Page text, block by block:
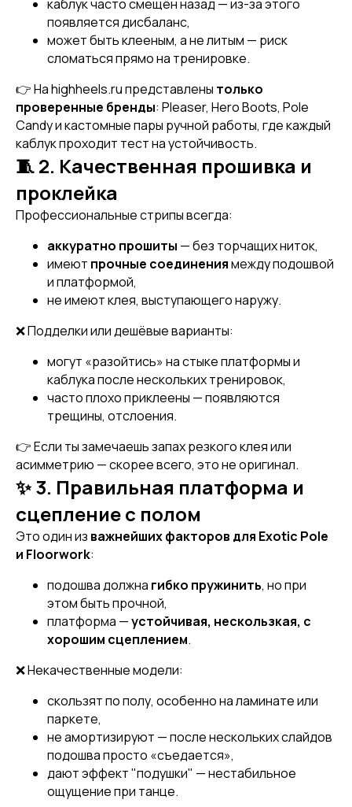
каблук часто смещён назад — из-за этого
появляется дисбаланс,
может быть клееным, а не литым — риск
сломаться прямо на тренировке.
👉 На highheels.ru представлены только
проверенные бренды: Pleaser, Hero Boots, Pole
Candy и кастомные пары ручной работы, где каждый
каблук проходит тест на устойчивость.
🧵 2. Качественная прошивка и
проклейка
Профессиональные стрипы всегда:
аккуратно прошиты — без торчащих ниток,
имеют прочные соединениямежду подошвой
и платформой,
не имеют клея, выступающего наружу.
❌ Подделки или дешёвые варианты:
могут «разойтись» на стыке платформы и
каблука после нескольких тренировок,
часто плохо приклеены — появляются
трещины, отслоения.
👉 Если ты замечаешь запах резкого клея или
асимметрию — скорее всего, это не оригинал.
✨ 3. Правильная платформа и
сцепление с полом
Это один из важнейших факторов для Exotic Pole
и Floorwork:
подошва должна гибко пружинить, но при
этом быть прочной,
платформа —устойчивая, нескользкая, с
хорошим сцеплением.
❌ Некачественные модели:
скользят по полу, особенно на ламинате или
паркете,
не амортизируют — после нескольких слайдов
подошва просто «съедается»,
дают эффект "подушки" — нестабильное
ощущение при танце.